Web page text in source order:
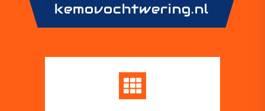
kemovochtwering.nl